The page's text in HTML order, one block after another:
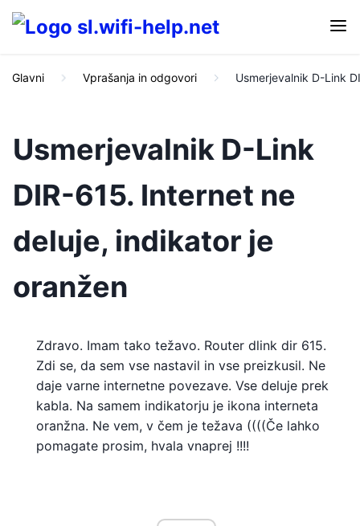
Glavni Vprašanja in odgovori Usmerjevalnik D-Link
Usmerjevalnik D-Link
DIR-615. Internet ne
deluje, indikator je
oranžen
Zdravo. Imam tako težavo. Router dlink dir 615.
Zdi se, da sem vse nastavil in vse preizkusil. Ne
daje varne internetne povezave. Vse deluje prek
kabla. Na samem indikatorju je ikona interneta
oranžna. Ne vem, v čem je težava ((((Če lahko
pomagate prosim, hvala vnaprej !!!!